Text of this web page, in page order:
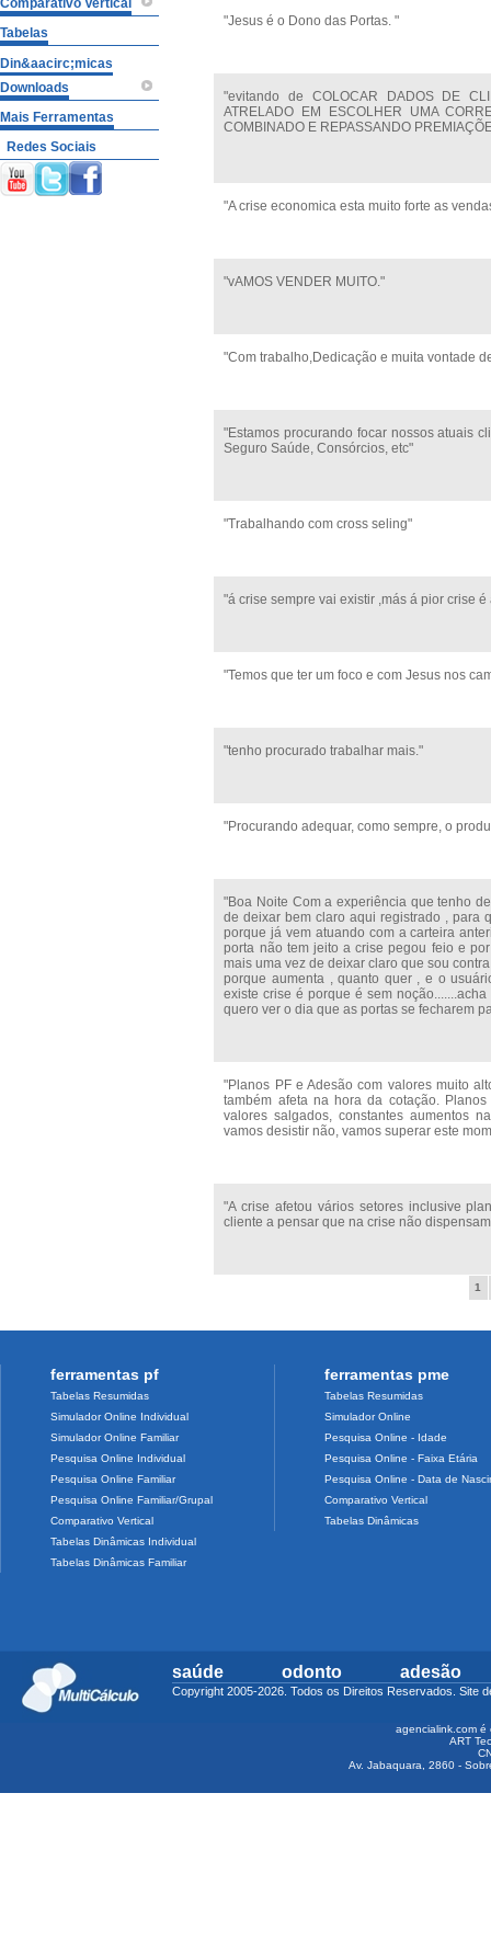
Comparativo Vertical
Tabelas
Din&aacirc;micas
Downloads
Mais Ferramentas
Redes Sociais
"Jesus é o Dono das Portas. "
"evitando de COLOCAR DADOS DE
ATRELADO EM ESCOLHER UMA
COMBINADO E REPASSANDO
"A crise economica esta muito forte as
"vAMOS VENDER MUITO."
"Com trabalho,Dedicação e muita vontade
"Estamos procurando focar nossos atuais
Seguro Saúde, Consórcios, etc"
"Trabalhando com cross seling"
"á crise sempre vai existir ,más á pior crise
"Temos que ter um foco e com Jesus nos
"tenho procurado trabalhar mais."
"Procurando adequar, como sempre, o
"Boa Noite Com a experiência que tenho
de deixar bem claro aqui registrado , para
porque já vem atuando com a carteira
porta não tem jeito a crise pegou feio e
mais uma vez de deixar claro que sou
porque aumenta , quanto quer , e o
existe crise é porque é sem
quero ver o dia que as portas se fecharem
"Planos PF e Adesão com valores muito
também afeta na hora da cotação.
valores salgados, constantes aumentos
vamos desistir não, vamos superar este
"A crise afetou vários setores inclusive
cliente a pensar que na crise não
1
ferramentas pf
Tabelas Resumidas
Simulador Online Individual
Simulador Online Familiar
Pesquisa Online Individual
Pesquisa Online Familiar
Pesquisa Online Familiar/Grupal
Comparativo Vertical
Tabelas Dinâmicas Individual
Tabelas Dinâmicas Familiar
ferramentas pme
Tabelas Resumidas
Simulador Online
Pesquisa Online - Idade
Pesquisa Online - Faixa Etária
Pesquisa Online - Data de
Comparativo Vertical
Tabelas Dinâmicas
saúde odonto adesão
Copyright 2005-2026. Todos os Direitos Reservados. Site
agencialink.com
ART
Av. Jabaquara, 2860 -